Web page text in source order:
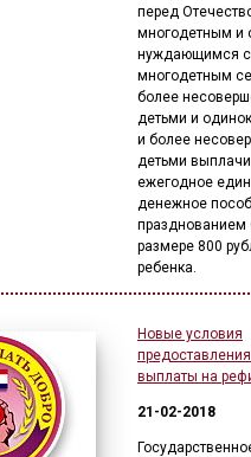
Настройки по умолчанию
Настройки по умолчанию
перед
многодетным и
нуждающимся
многодетным
более
детьми и
и более
детьми
ежегодное
денежное
празднованием
размере 800
ребенка.
Новые условия
выплаты на
21-02-2018